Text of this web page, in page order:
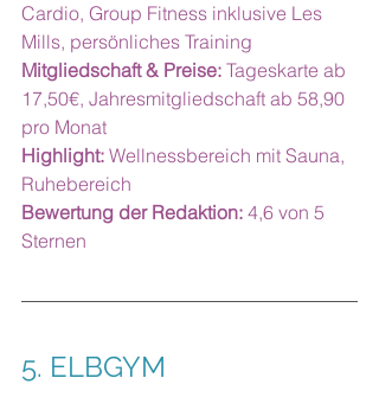
Cardio, Group Fitness inklusive Les
Mills, persönliches Training
Mitgliedschaft & Preise: Tageskarte ab
17,50€, Jahresmitgliedschaft ab 58,90
pro Monat
Highlight: Wellnessbereich mit Sauna,
Ruhebereich
Bewertung der Redaktion: 4,6 von 5
Sternen
5. ELBGYM